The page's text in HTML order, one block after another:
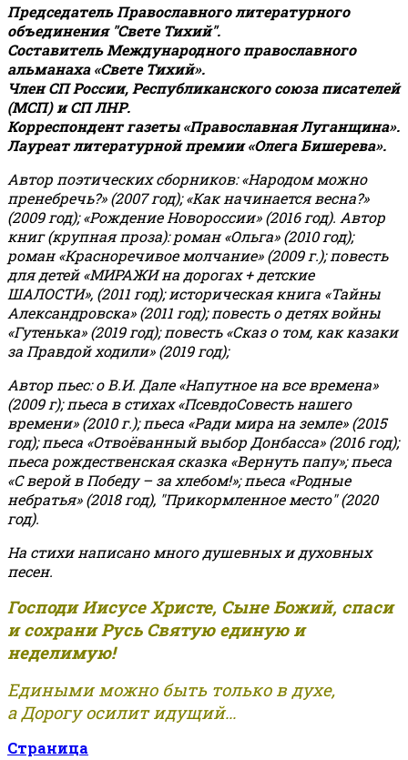
Председатель Православного литературного
объединения "Свете Тихий".
Составитель Международного православного
альманаха «Свете Тихий».
Член СП России, Республиканского союза писателей
(МСП) и СП ЛНР.
Корреспондент газеты «Православная Луганщина».
Лауреат литературной премии «Олега Бишерева».
Автор поэтических сборников: «Народом можно
пренебречь?» (2007 год); «Как начинается весна?»
(2009 год); «Рождение Новороссии» (2016 год). Автор
книг (крупная проза): роман «Ольга» (2010 год);
роман «Красноречивое молчание» (2009 г.); повесть
для детей «МИРАЖИ на дорогах + детские
ШАЛОСТИ», (2011 год); историческая книга «Тайны
Александровска» (2011 год); повесть о детях войны
«Гутенька» (2019 год); повесть «Сказ о том, как казаки
за Правдой ходили» (2019 год);
Автор пьес: о В.И. Дале «Напутное на все времена»
(2009 г); пьеса в стихах «ПсевдоСовесть нашего
времени» (2010 г.); пьеса «Ради мира на земле» (2015
год); пьеса «Отвоёванный выбор Донбасса» (2016 год);
пьеса рождественская сказка «Вернуть папу»; пьеса
«С верой в Победу – за хлебом!»;пьеса «Родные
небратья» (2018 год), "Прикормленное место" (2020
год).
На стихи написано много душевных и духовных
песен.
Господи Иисусе Христе, Сыне Божий, спаси
и сохрани Русь Святую единую и
неделимую!
Едиными можно быть только в духе,
а Дорогу осилит идущий...
Страница